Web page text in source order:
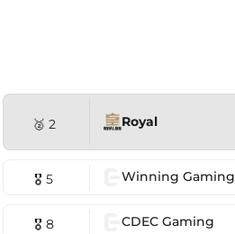
🥈 2 Royal
🎖 5 Winning Gaming
🎖 8 CDEC Gaming